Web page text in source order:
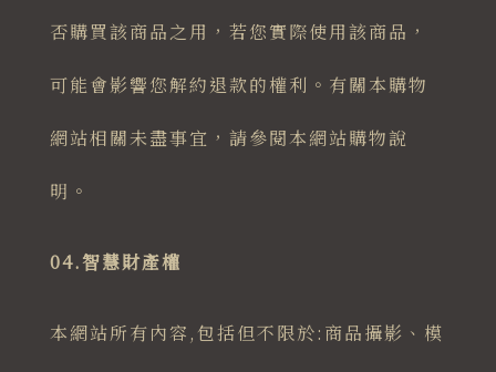
否購買該商品之用，若您實際使用該商品，
可能會影響您解約退款的權利。有關本購物
網站相關未盡事宜，請參閱本網站購物說
明。
04.智慧財產權
本網站所有內容,包括但不限於:商品攝影、模